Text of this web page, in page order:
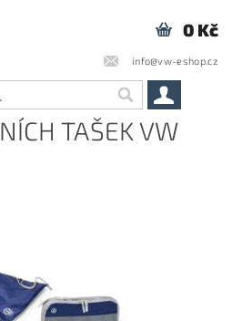
info@vw-eshop.cz
0 Kč
TAŠEK VW